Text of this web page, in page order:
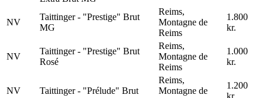
NV
Taittinger - "Prestige" Brut
MG
Reims,
Montagne de
Reims
1.800
kr.
NV
Taittinger - "Prestige" Brut
Rosé
Reims,
Montagne de
Reims
1.000
kr.
NV Taittinger - "Prélude" Brut
Reims,
Montagne de
1.200
kr.